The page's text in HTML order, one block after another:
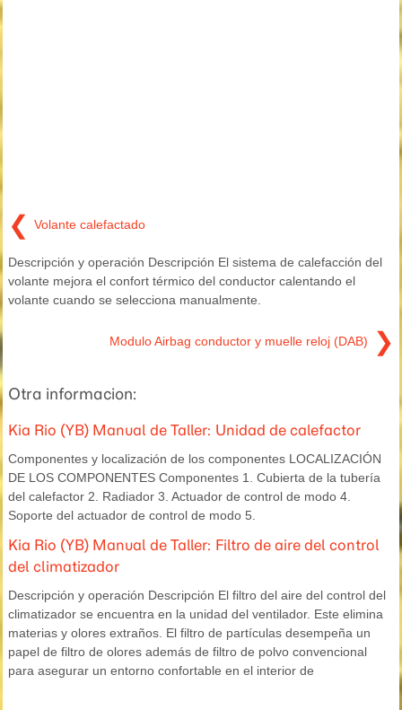
❮ Volante calefactado
Descripción y operación Descripción El sistema de calefacción del
volante mejora el confort térmico del conductor calentando el
volante cuando se selecciona manualmente.
Modulo Airbag conductor y muelle reloj (DAB) ❯
Otra informacion:
Kia Rio (YB) Manual de Taller: Unidad de calefactor
Componentes y localización de los componentes LOCALIZACIÓN
DE LOS COMPONENTES Componentes 1. Cubierta de la tubería
del calefactor 2. Radiador 3. Actuador de control de modo 4.
Soporte del actuador de control de modo 5.
Kia Rio (YB) Manual de Taller: Filtro de aire del control
del climatizador
Descripción y operación Descripción El filtro del aire del control del
climatizador se encuentra en la unidad del ventilador. Este elimina
materias y olores extraños. El filtro de partículas desempeña un
papel de filtro de olores además de filtro de polvo convencional
para asegurar un entorno confortable en el interior de